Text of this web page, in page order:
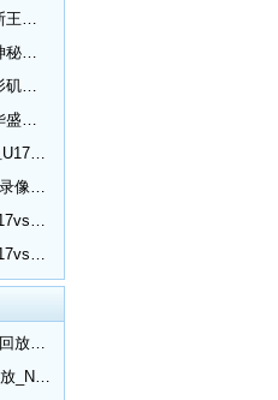
2023年6月30日纽约自由人vs拉斯维加斯王牌全场录像回放_WNBA常规赛
2023年6月29日亚特兰大梦想vs华盛顿神秘人全场录像回放_WNBA常规赛
2023年6月29日WNBA芝加哥天空vs洛杉矶火花视频集锦
2023年6月29日WNBA亚特兰大梦想vs华盛顿神秘人视频集锦
2023年6月29日韩国U17vs乌兹别克斯坦U17全场录像回放_U17亚洲杯半决赛
2023年6月29日伊朗U17vs日本U17全场录像回放_U17亚洲杯半决赛
2023年6月29日U17亚洲杯半决赛韩国U17vs乌兹别克斯坦U17比赛集锦
2023年6月29日U17亚洲杯半决赛伊朗U17vs日本U17比赛集锦
2021年11月10日快船vs开拓者全场录像回放_NBA常规赛
2021年11月10日76人vs雄鹿全场录像回放_NBA常规赛